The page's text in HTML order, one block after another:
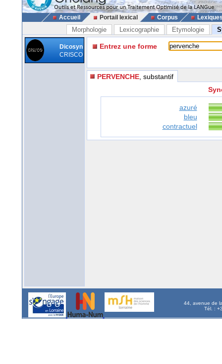
Accueil Portail lexical Corpus
Morphologie Lexicographie Etymologie
Dicosyn
CRISCO
Entrez une forme
PERVENCHE , substantif
azuré
bleu
contractuel
44, avenue de
Tél. :